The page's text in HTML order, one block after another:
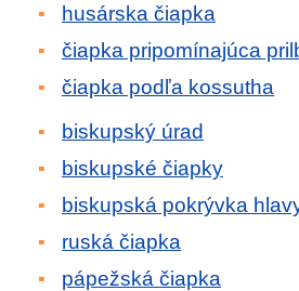
husárska čiapka
čiapka pripomínajúca
čiapka podľa kossutha
biskupský úrad
biskupské čiapky
biskupská pokrývka
ruská čiapka
pápežská čiapka